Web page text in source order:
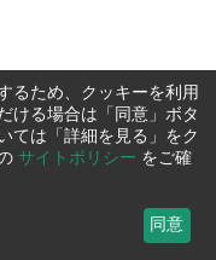
るため、クッキーを利用
ける場合は「同意」ボタ
ては「詳細を見る」をク
サイトポリシー をご確
同意